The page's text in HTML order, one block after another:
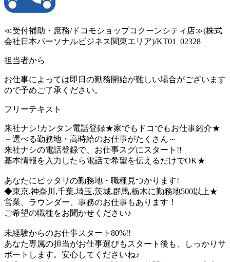
≪受付補助・庶務/ドコモショップコクーンシティ店≫(株式
会社日本パーソナルビジネス関東エリア)/KT01_02328
担当者から
お仕事によっては即日の勤務開始が難しい場合がございます
ので予めご了承ください。
フリーテキスト
来社ナシ!カンタン電話登録★家でもドコでもお仕事紹介★
～選べる勤務地・高時給のお仕事がたくさん～
来社ナシの電話登録で、お仕事スグにスタート!!
基本情報を入力したら電話で希望を伝えるだけでOK★
あなたにピッタリの勤務地・職種見つかります!
◆東京,神奈川,千葉,埼玉,茨城,群馬,栃木に勤務地500以上★
営業、ラウンダー、事務のお仕事もあります！
ご希望の職種をお聞かせください♪
未経験からのお仕事スタート80%!!
あなた専属の担当がお仕事選びもスタート後も、しっかりサ
ポートします。安心してくださいね♪